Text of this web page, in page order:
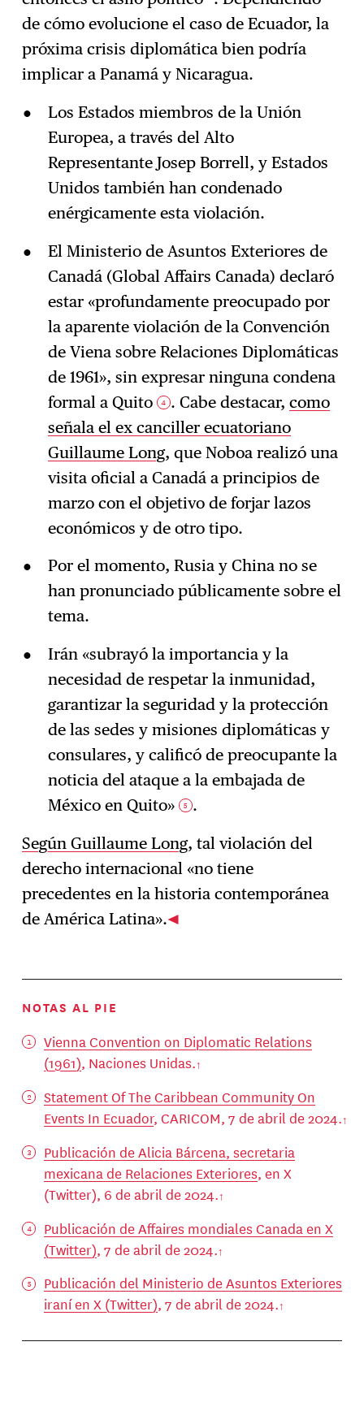
de cómo evolucione el caso de Ecuador, la
próxima crisis diplomática bien podría
implicar a Panamá y Nicaragua.
Los Estados miembros de la Unión
Europea, a través del Alto
Representante Josep Borrell, y Estados
Unidos también han condenado
enérgicamente esta violación.
El Ministerio de Asuntos Exteriores de
Canadá (Global Affairs Canada) declaró
estar «profundamente preocupado por
la aparente violación de la Convención
de Viena sobre Relaciones Diplomáticas
de 1961», sin expresar ninguna condena
formal a Quito
4 . Cabe destacar, como
señala el ex canciller ecuatoriano
Guillaume Long, que Noboa realizó una
visita oficial a Canadá a principios de
marzo con el objetivo de forjar lazos
económicos y de otro tipo.
Por el momento, Rusia y China no se
han pronunciado públicamente sobre el
tema.
Irán «subrayó la importancia y la
necesidad de respetar la inmunidad,
garantizar la seguridad y la protección
de las sedes y misiones diplomáticas y
consulares, y calificó de preocupante la
noticia del ataque a la embajada de
México en Quito»
5 .
Según Guillaume Long, tal violación del
derecho internacional «no tiene
precedentes en la historia contemporánea
de América Latina».
NOTAS AL PIE
Vienna Convention on Diplomatic Relations
(1961), Naciones Unidas.
Statement Of The Caribbean Community On
Events In Ecuador, CARICOM, 7 de abril de 2024.
Publicación de Alicia Bárcena, secretaria
mexicana de Relaciones Exteriores, en X
(Twitter), 6 de abril de 2024.
Publicación de Affaires mondiales Canada en X
(Twitter), 7 de abril de 2024.
Publicación del Ministerio de Asuntos Exteriores
iraní en X (Twitter), 7 de abril de 2024.